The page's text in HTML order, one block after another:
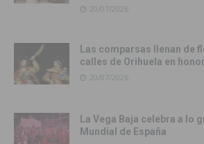
20/07/2026
Las comparsas llenan de
calles de Orihuela en
20/07/2026
La Vega Baja celebra a lo
Mundial de España